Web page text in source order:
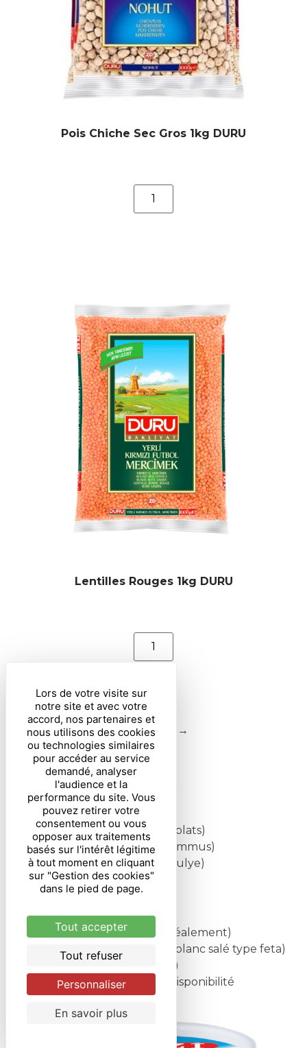
Pois Chiche Sec Gros 1kg DURU
Lentilles Rouges 1kg DURU
1 2 →
Légumineuses
Lentilles rouges (soupes)
Lentilles vertes (salades, plats)
Pois chiches (ragoûts, hummus)
Haricots blancs (kuru fasulye)
Produits laitiers
Yaourt (nature, entier idéalement)
Beyaz peynir
(fromage blanc salé type feta)
(fromage fondant)
Kaymak(crème) selon disponibilité
Lors de votre visite sur
notre site et avec votre
accord, nos partenaires et
nous utilisons des cookies
ou technologies similaires
pour accéder au service
demandé, analyser
l'audience et la
performance du site. Vous
pouvez retirer votre
consentement ou vous
opposer aux traitements
basés sur l'intérêt légitime
à tout moment en cliquant
sur "Gestion des cookies"
dans le pied de page.
Tout accepter
Tout refuser
Personnaliser
En savoir plus